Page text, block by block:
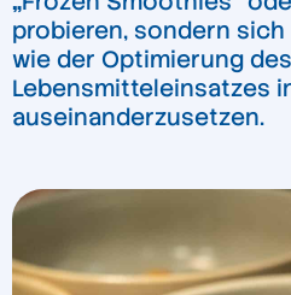
probieren, sondern
wie der Optimierung des
Lebensmitteleinsatzes
auseinanderzusetzen.